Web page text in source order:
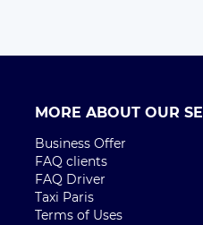
MORE ABOUT OUR
Business Offer
FAQ clients
FAQ Driver
Taxi Paris
Terms of Uses